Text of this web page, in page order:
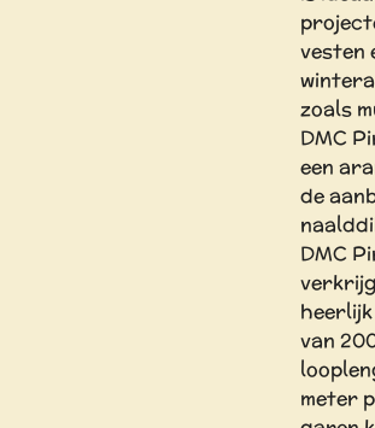
vesten
zoals
DMC
een
de
DMC
van
meter